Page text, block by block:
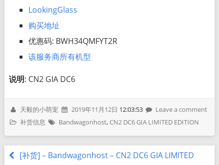
LookingGlass
购买地址
优惠码: BWH34QMFYT2R
该服务商所有机型
说明: CN2 GIA DC6
天毅的小萌宠 2019年11月12日 12:03:53
Leave a comment
补货信息
Bandwagonhost, CN2 DC6 GIA LIMITED EDITION
[补货] – Bandwagonhost – CN2 DC6 GIA LIMITED